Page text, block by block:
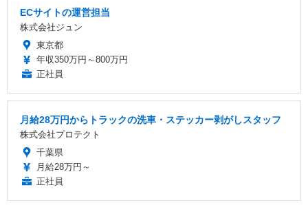
ECサイトの運営担当
株式会社ジュン
東京都
年収350万円～800万円
正社員
月給28万円からトラックの洗車・ステッカー剥がしスタッフ
株式会社プロテクト
千葉県
月給28万円～
正社員